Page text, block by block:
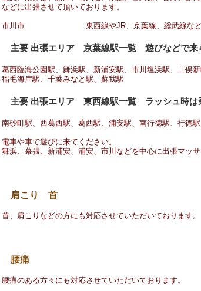
などに出張させて頂いております。
市川市 東西線やJR、京葉線、総武線などが
主要 出張エリア 京葉線駅一覧 遊びなどで来
葛西臨海公園駅、舞浜駅、新浦安駅、市川塩浜駅、二俣
稲毛海岸駅、千葉みなと駅、蘇我駅
主要 出張エリア 東西線駅一覧 ラッシュ時は
南砂町駅、西葛西駅、葛西駅、浦安駅、南行徳駅、行徳
電車や車で遊びに来てください。
舞浜、幕張、新浦安、浦安、市川などを中心に出張マッ
肩こり 首
首、肩こりなどの方にも対応させていただいております。
腰痛
腰痛のある方々にも対応させていただいております。